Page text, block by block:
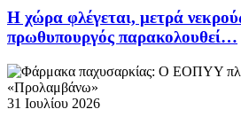
Η χώρα φλέγεται, μετρά
πρωθυπουργός παρακολουθεί…
31 Ιουλίου 2026